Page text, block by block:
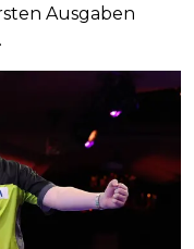
Ausgaben